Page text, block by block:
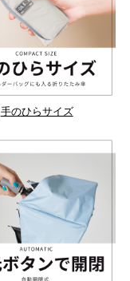
手のひらサイズ